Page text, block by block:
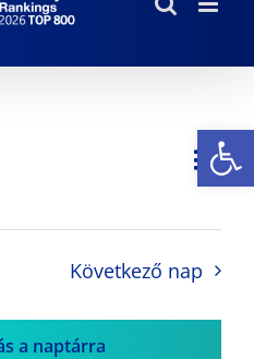
Nap
Következő nap
a naptárra